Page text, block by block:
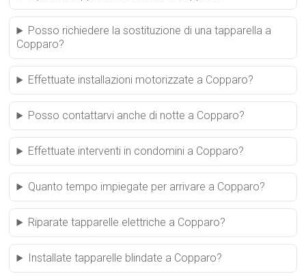
Posso richiedere la sostituzione di una tapparella a
Copparo?
Effettuate installazioni motorizzate a Copparo?
Posso contattarvi anche di notte a Copparo?
Effettuate interventi in condomini a Copparo?
Quanto tempo impiegate per arrivare a Copparo?
Riparate tapparelle elettriche a Copparo?
Installate tapparelle blindate a Copparo?